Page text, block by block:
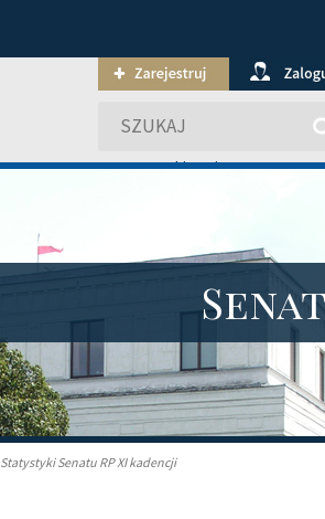
wyszukiwanie
Statystyki Senatu RP XI kadencji